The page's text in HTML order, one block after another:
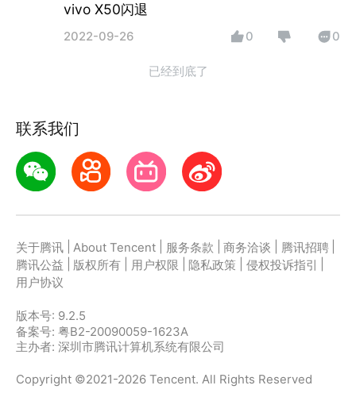
vivo X50闪退
2022-09-26 0 0
已经到底了
联系我们
关于腾讯 About Tencent 服务条款 商务洽谈 腾讯招聘
腾讯公益
版权所有 用户权限 隐私政策 侵权投诉指引
用户协议
版本号: 9.2.5
备案号: 粤B2-20090059-1623A
主办者: 深圳市腾讯计算机系统有限公司
Copyright ©2021-2026 Tencent. All Rights Reserved